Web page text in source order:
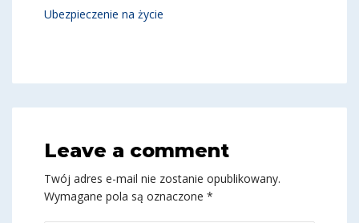
Ubezpieczenie na życie
Leave a comment
Twój adres e-mail nie zostanie opublikowany.
Wymagane pola są oznaczone *